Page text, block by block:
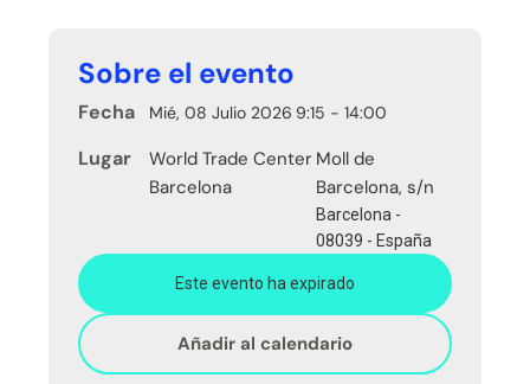
Sobre el evento
Fecha Mié, 08 Julio 2026 9:15 - 14:00
Lugar
World Trade Center
Barcelona
Moll de
Barcelona, s/n
Barcelona -
08039 - España
Este evento ha expirado
Añadir al calendario